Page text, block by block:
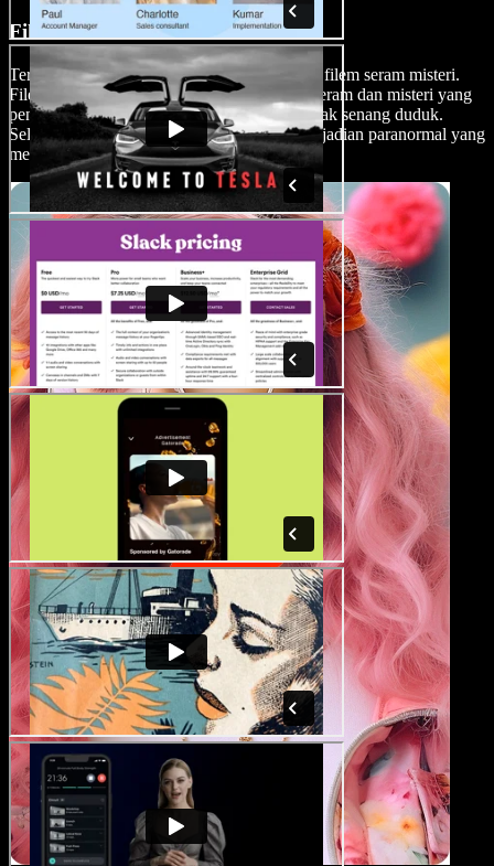
Filem Seram Misteri
Terokai dunia suspens dan ketakutan dengan filem seram misteri.
Filem seram misteri menggabungkan unsur seram dan misteri yang
penuh debaran untuk memastikan penonton tak senang duduk.
Selalunya melibatkan teka-teki utama atau kejadian paranormal yang
menimbulkan rasa takut dan ingin tahu.